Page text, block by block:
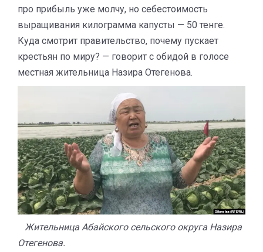
про прибыль уже молчу, но себестоимость
выращивания килограмма капусты — 50 тенге.
Куда смотрит правительство, почему пускает
крестьян по миру? — говорит с обидой в голосе
местная жительница Назира Отегенова.
Жительница Абайского сельского округа Назира
Отегенова.